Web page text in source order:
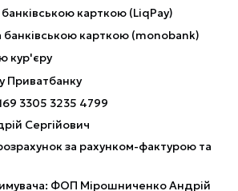
карткою (LiqPay)
карткою (monobank)
кур'єру
Приватбанку
3305 3235 4799
Сергійович
за рахунком-фактурою та
ФОП Мірошниченко Андрій